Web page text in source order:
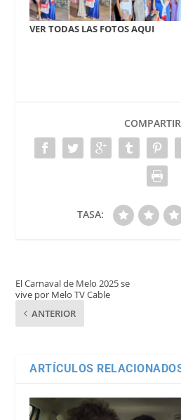
VER TODAS LAS FOTOS AQUI
TASA:
El Carnaval de Melo 2025 se
vive por Melo TV Cable
ANTERIOR
ARTÍCULOS